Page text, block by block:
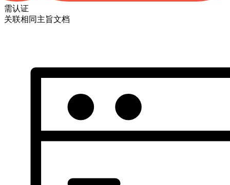
需认证
关联相同主旨文档